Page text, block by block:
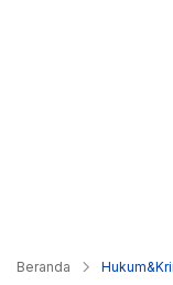
Beranda